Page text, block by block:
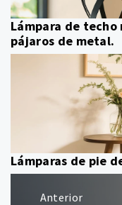
Lámpara de
pájaros de metal.
Lámparas de pie
Anterior